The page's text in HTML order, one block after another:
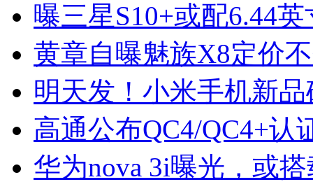
曝三星S10+或配6.44
黄章自曝魅族X8定价
明天发！小米手机新
高通公布QC4/QC4+认
华为nova 3i曝光，或